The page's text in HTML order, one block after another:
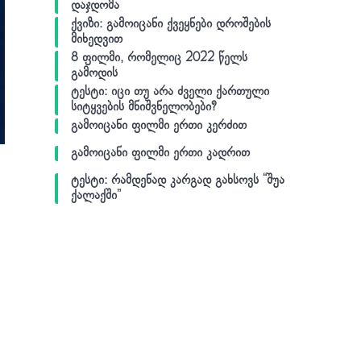
დაჯდომა
ქვიზი: გამოიცანი ქვეყნები დროშების
მიხედვით
8 ფილმი, რომელიც 2022 წელს
გამოდის
ტესტი: იცი თუ არა ძველი ქართული
სიტყვების მნიშვნელობები?
გამოიცანი ფილმი ერთი კერძით
გამოიცანი ფილმი ერთი კადრით
ტესტი: რამდენად კარგად გახსოვს “შუა
ქალაქში”